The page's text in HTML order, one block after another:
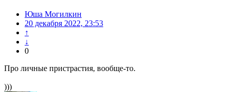
Юша Могилкин
20 декабря 2022, 23:53
↑
↓
0
Про личные пристрастия, вообще-то.
)))